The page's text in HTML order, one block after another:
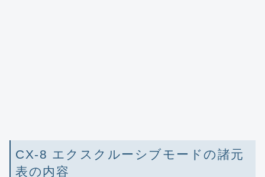
CX-8 エクスクルーシブモードの諸元
表の内容